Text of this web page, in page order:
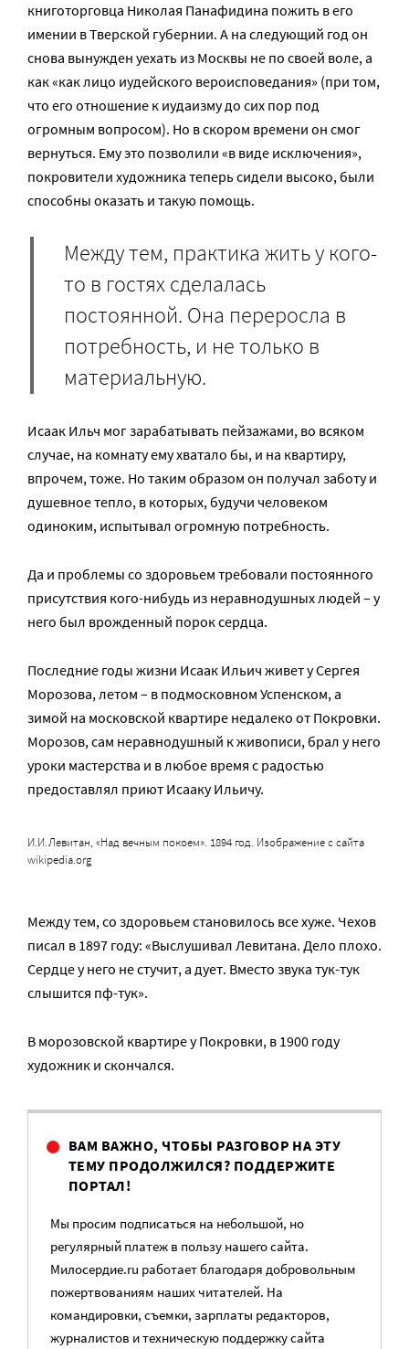
книготорговца Николая Панафидина пожить в его
имении в Тверской губернии. А на следующий год он
снова вынужден уехать из Москвы не по своей воле, а
как «как лицо иудейского вероисповедания» (при том,
что его отношение к иудаизму до сих пор под
огромным вопросом). Но в скором времени он смог
вернуться. Ему это позволили «в виде исключения»,
покровители художника теперь сидели высоко, были
способны оказать и такую помощь.
Между тем, практика жить у кого-
то в гостях сделалась
постоянной. Она переросла в
потребность, и не только в
материальную.
Исаак Ильч мог зарабатывать пейзажами, во всяком
случае, на комнату ему хватало бы, и на квартиру,
впрочем, тоже. Но таким образом он получал заботу и
душевное тепло, в которых, будучи человеком
одиноким, испытывал огромную потребность.
Да и проблемы со здоровьем требовали постоянного
присутствия кого-нибудь из неравнодушных людей – у
него был врожденный порок сердца.
Последние годы жизни Исаак Ильич живет у Сергея
Морозова, летом – в подмосковном Успенском, а
зимой на московской квартире недалеко от Покровки.
Морозов, сам неравнодушный к живописи, брал у него
уроки мастерства и в любое время с радостью
предоставлял приют Исааку Ильичу.
И.И.Левитан, «Над вечным покоем». 1894 год. Изображение с сайта
wikipedia.org
Между тем, со здоровьем становилось все хуже. Чехов
писал в 1897 году: «Выслушивал Левитана. Дело плохо.
Сердце у него не стучит, а дует. Вместо звука тук-тук
слышится пф-тук».
В морозовской квартире у Покровки, в 1900 году
художник и скончался.
ВАМ ВАЖНО, ЧТОБЫ РАЗГОВОР НА ЭТУ
ТЕМУ ПРОДОЛЖИЛСЯ? ПОДДЕРЖИТЕ
ПОРТАЛ!
Мы просим подписаться на небольшой, но
регулярный платеж в пользу нашего сайта.
Милосердие.ru работает благодаря добровольным
пожертвованиям наших читателей. На
командировки, съемки, зарплаты редакторов,
журналистов и техническую поддержку сайта